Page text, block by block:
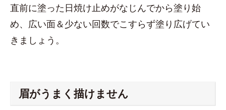
直前に塗った日焼け止めがなじんでから塗り始
め、広い面＆少ない回数でこすらず塗り広げてい
きましょう。
眉がうまく描けません